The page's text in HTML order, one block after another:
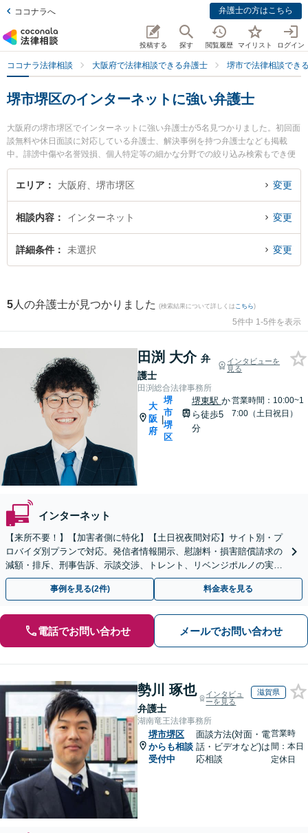
ココナラへ 弁護士の方はこちら
投稿する 探す 閲覧履歴 マイリスト ログイン
ココナラ法律相談 大阪府で法律相談できる弁護士 堺市で法律相談でき
堺市堺区のインターネットに強い弁護士
大阪府の堺市堺区でインターネットに強い弁護士が5名見つかりました。初回面
談無料や休日面談に対応している弁護士、解決事例を持つ弁護士なども掲載
中。誹謗中傷や名誉毀損、個人特定等の細かな分野での絞り込み検索もでき便
利です。特に田渕総合法律事務所の田渕 大介弁護士や福智法律事務所の坂田 泰
紘弁護士、堺駅前法律事務所の橋 正幸弁護士のプロフィール情報や弁護士費
ブル解決の実績豊富な近くの弁護士を検索したい』『初回相談無料でインター
ネットを法律相談できる堺市堺区内の弁護士に相談予約したい』などでお困り
の相談者さんにおすすめです。
エリア 大阪府、堺市堺区 変更
相談内容 インターネット 変更
詳細条件 未選択 変更
5 人の弁護士が見つかりました (検索結果について詳しくは こちら)
5件中 1-5件を表示
田渕 大介 弁
護士
インタビューを
見る
田渕総合法律事務所
大
阪
府
|
堺
市
堺
区
堺東駅 か
ら徒歩5
分
営業時間：10:00~1
7:00（土日祝日）
インターネット
【来所不要！】【加害者側に特化】【土日祝夜間対応】サイト別・プ
ロバイダ別プランで対応。発信者情報開示、慰謝料・損害賠償請求の
減額・排斥、刑事告訴、示談交渉、トレント、リベンジポルノの実績
多数！企業・飲食店の風評被害も対応【堺東駅5分】
事例を見る(2件) 料金表を見る
電話でお問い合わせ メールでお問い合わせ
勢川 琢也
弁護士
インタビュ
ーを見る
滋賀県
湖南竜王法律事務所
堺市堺区
からも相談
受付中
面談方法(対面・電
話・ビデオなど)は
応相談
営業時
間：本日
定休日